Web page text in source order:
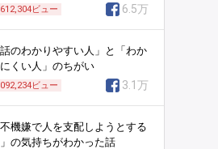
ビュー 6.5万
話のわかりやすい人」と「わか
くい人」のちがい
ビュー 3.1万
不機嫌で人を支配しようとする
の気持ちがわかった話